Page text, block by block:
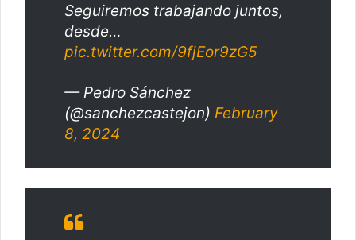
Seguiremos trabajando juntos,
desde…
pic.twitter.com/9fjEor9zG5
— Pedro Sánchez
(@sanchezcastejon) February
8, 2024